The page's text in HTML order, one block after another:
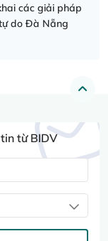
các giải pháp
do Đà Nẵng
từ BIDV